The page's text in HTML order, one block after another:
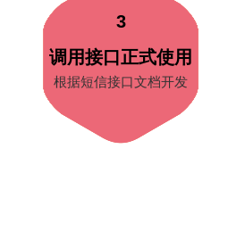
3
调用接口正式使用
根据短信接口文档开发